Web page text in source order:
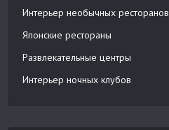
Интерьер необычных ресторанов
Японские рестораны
Развлекательные центры
Интерьер ночных клубов